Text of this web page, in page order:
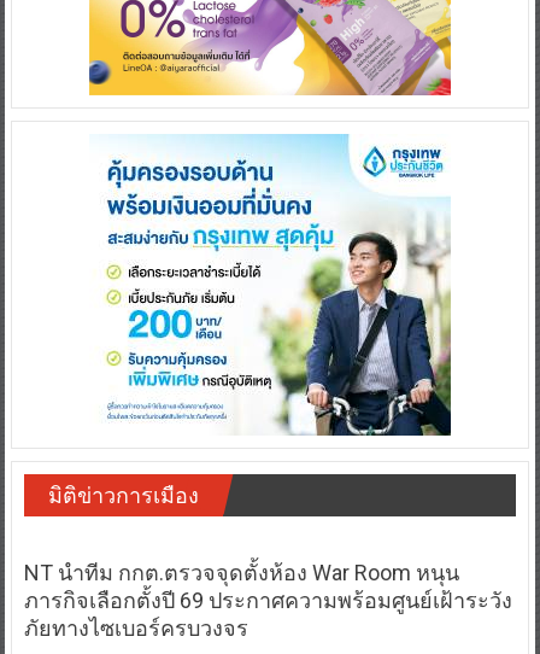
มิติข่าวการเมือง
NT นำทีม กกต.ตรวจจุดตั้งห้อง War Room หนุน
ภารกิจเลือกตั้งปี 69 ประกาศความพร้อมศูนย์เฝ้าระวัง
ภัยทางไซเบอร์ครบวงจร